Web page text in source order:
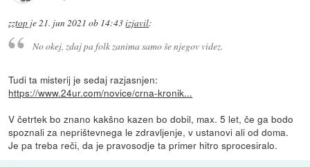
zztop je21. jun 2021 ob 14:43izjavil:
No okej, zdaj pa folk zanima samo še njegov videz.
Tudi ta misterij je sedaj razjasnjen:
https://www.24ur.com/novice/crna-kronik...
V četrtek bo znano kakšno kazen bo dobil, max. 5 let, če ga bodo
spoznali za neprištevnega le zdravljenje, v ustanovi ali od doma.
Je pa treba reči, da je pravosodje ta primer hitro sprocesiralo.